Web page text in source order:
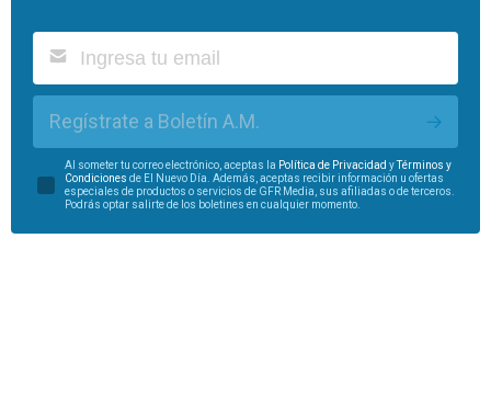
Regístrate a Boletín A.M.
Al someter tu correo electrónico, aceptas la Política de Privacidad yTérminos y
Condiciones de El Nuevo Día. Además, aceptas recibir información u ofertas
especiales de productos o servicios de GFR Media, sus afiliadas o de terceros.
Podrás optar salirte de los boletines en cualquier momento.